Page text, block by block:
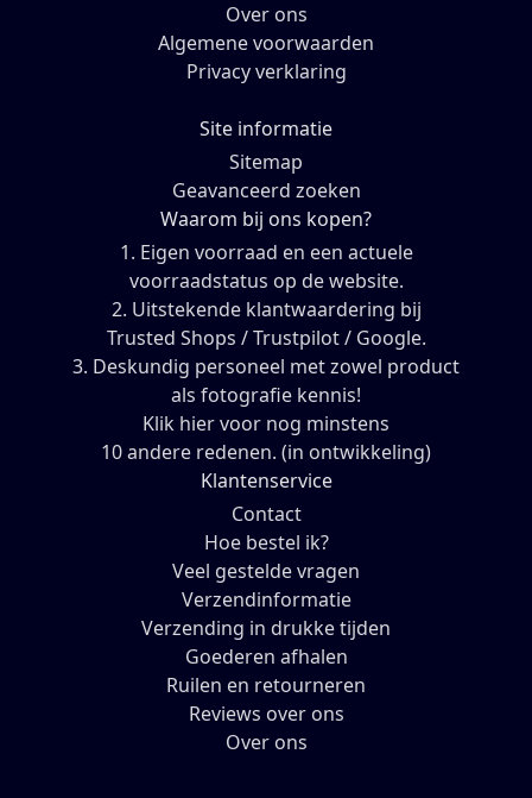
Over ons
Algemene voorwaarden
Privacy verklaring
Site informatie
Sitemap
Geavanceerd zoeken
Waarom bij ons kopen?
1. Eigen voorraad en een actuele
voorraadstatus op de website.
2. Uitstekende klantwaardering bij
Trusted Shops / Trustpilot / Google.
3. Deskundig personeel met zowel product
als fotografie kennis!
Klik hier voor nog minstens
10 andere redenen. (in ontwikkeling)
Klantenservice
Contact
Hoe bestel ik?
Veel gestelde vragen
Verzendinformatie
Verzending in drukke tijden
Goederen afhalen
Ruilen en retourneren
Reviews over ons
Over ons